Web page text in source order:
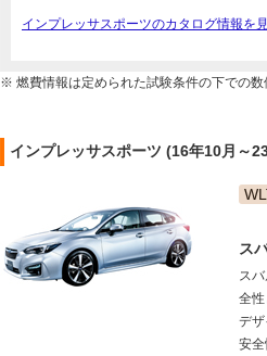
インプレッサスポーツのカタログ情報を
※ 燃費情報は定められた試験条件の下での数
インプレッサスポーツ (16年10月～
ス
ス
全
デ
安